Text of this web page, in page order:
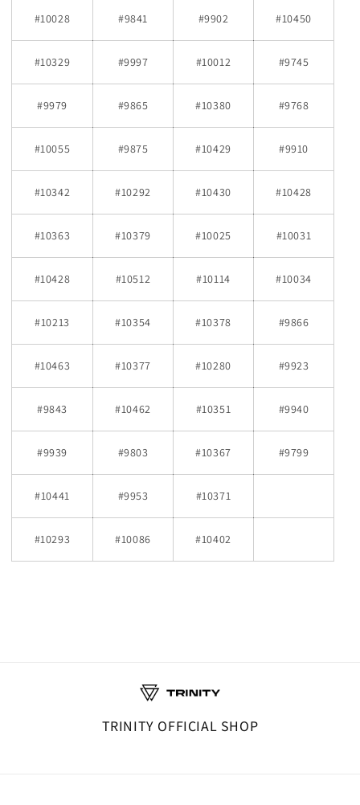
#10028 #9841 #9902 #10450
#10329 #9997 #10012 #9745
#9979 #9865 #10380 #9768
#10055 #9875 #10429 #9910
#10342 #10292 #10430 #10428
#10363 #10379 #10025 #10031
#10428 #10512 #10114 #10034
#10213 #10354 #10378 #9866
#10463 #10377 #10280 #9923
#9843 #10462 #10351 #9940
#9939 #9803 #10367 #9799
#10441 #9953 #10371
#10293 #10086 #10402
TRINITY OFFICIAL SHOP